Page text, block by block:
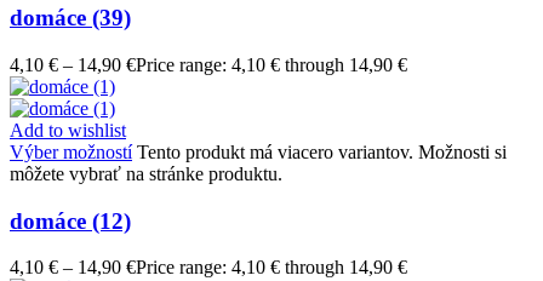
domáce (39)
4,10 € – 14,90 €Price range: 4,10 € through 14,90 €
Add to wishlist
Výber možností Tento produkt má viacero variantov. Možnosti si
môžete vybrať na stránke produktu.
domáce (12)
4,10 € – 14,90 €Price range: 4,10 € through 14,90 €